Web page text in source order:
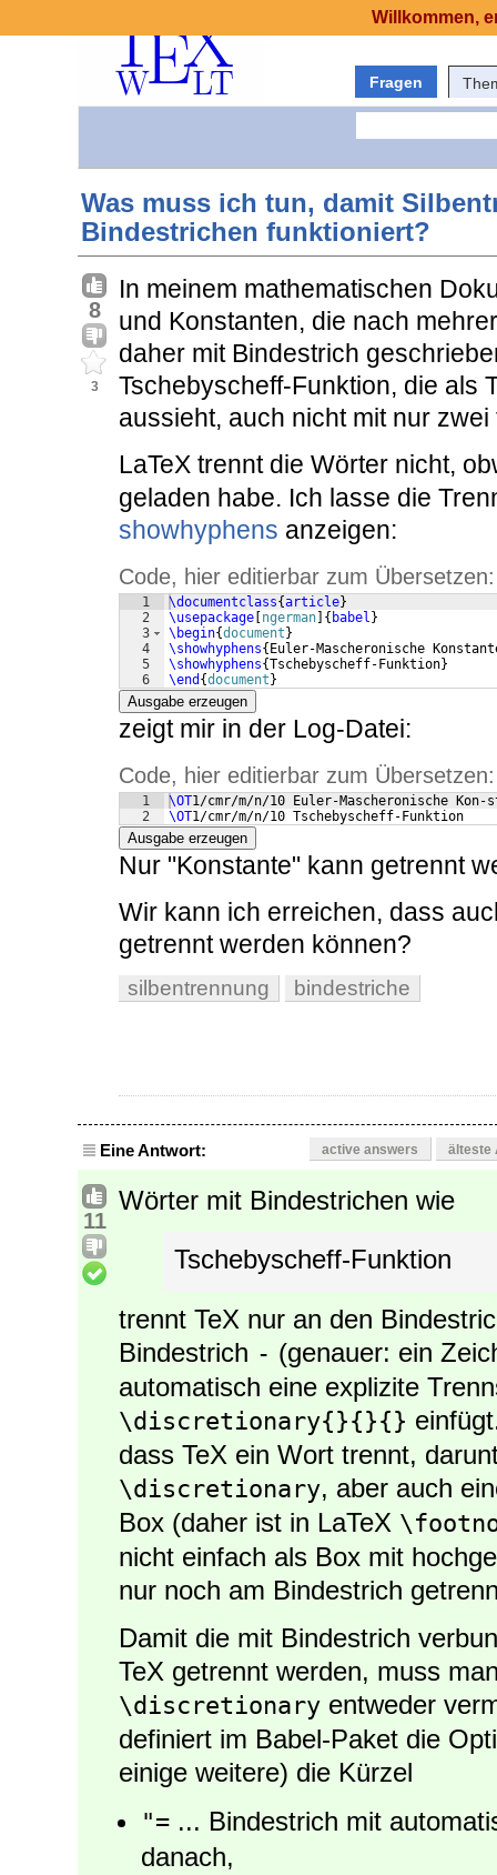
Fragen
Was muss ich tun, damit
Bindestrichen funktioniert?
8
3
In meinem mathematischen
und Konstanten, die nach
daher mit Bindestrich
Tschebyscheff-Funktion, die als
aussieht, auch nicht mit nur
LaTeX trennt die Wörter nicht,
geladen habe. Ich lasse die
showhyphens anzeigen:
Code, hier editierbar zum Übersetzen:
1
2
3
4
5
6
\documentclass{article}
\usepackage ngerman { babel }
\begin{document }
\showhyphens{ Euler-Mascheronische
\showhyphens{Tschebyscheff-Funktion}
\end {document }
Ausgabe erzeugen
zeigt mir in der Log-Datei:
Code, hier editierbar zum Übersetzen:
1
2
\OT1/cmr/m/n/10 Euler-Mascheronische Kon-
\OT1/cmr/m/n/10 Tschebyscheff-Funktion
Ausgabe erzeugen
Nur "Konstante" kann getrennt
Wir kann ich erreichen, dass
getrennt werden können?
silbentrennung bindestriche
Eine Antwort: active answers älteste
11
Wörter mit Bindestrichen wie
Tschebyscheff-Funktion
trennt TeX nur an den
Bindestrich - (genauer: ein
automatisch eine explizite
\discretionary{}{}{}
dass TeX ein Wort trennt,
\discretionary, aber auch
Box (daher ist in LaTeX
nicht einfach als Box mit
nur noch am Bindestrich
Damit die mit Bindestrich
TeX getrennt werden, muss
\discretionary entweder
definiert im Babel-Paket die
einige weitere) die Kürzel
"= ... Bindestrich mit
danach,
Willkommen,